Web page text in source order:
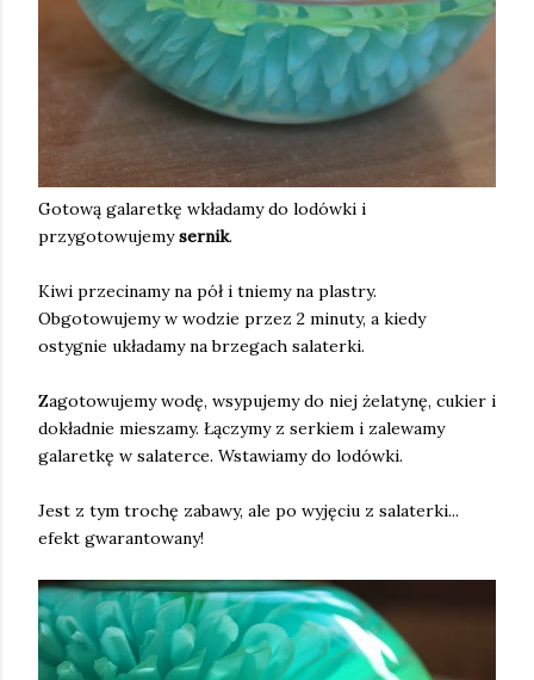
Gotową galaretkę wkładamy do lodówki i
przygotowujemysernik.
Kiwi przecinamy na pół i tniemy na plastry.
Obgotowujemy w wodzie przez 2 minuty, a kiedy
ostygnie układamy na brzegach salaterki.
Zagotowujemy wodę, wsypujemy do niej żelatynę, cukier i
dokładnie mieszamy. Łączymy z serkiem i zalewamy
galaretkę w salaterce. Wstawiamy do lodówki.
Jest z tym trochę zabawy, ale po wyjęciu z salaterki...
efekt gwarantowany!